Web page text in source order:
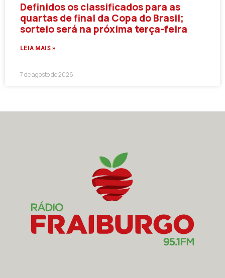
Definidos os classificados para as
quartas de final da Copa do Brasil;
sorteio será na próxima terça-feira
LEIA MAIS »
7 de agosto de 2026